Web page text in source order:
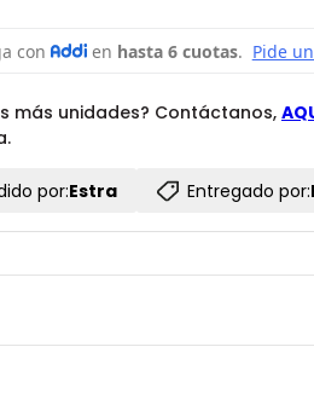
más unidades? Contáctanos,
por:Estra Entregado por: